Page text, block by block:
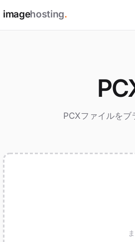
imagehosting.
PCXファイルをブ